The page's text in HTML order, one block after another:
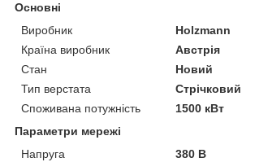
Основні
Виробник
Holzmann
Країна виробник
Австрія
Стан
Новий
Тип верстата
Стрічковий
Споживана потужність
1500 кВт
Параметри мережі
Напруга
380 В